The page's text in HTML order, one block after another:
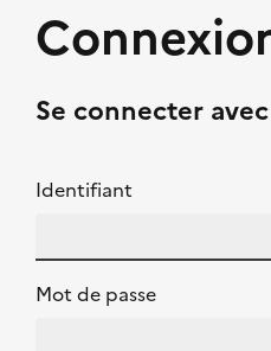
Se connecter
Identifiant
Mot de passe